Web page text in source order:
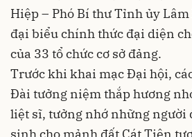
Hiệp – Phó Bí thư Tỉnh ủy
đại biểu chính thức đại diện
của 33 tổ chức cơ sở đảng.
Trước khi khai mạc Đại hội,
Đài tưởng niệm thắp hương
liệt sĩ, tưởng nhớ những người
sinh cho mảnh đất Cát Tiên